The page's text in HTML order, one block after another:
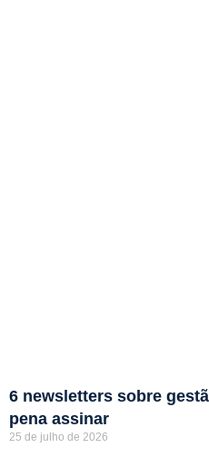
6 newsletters sobre
pena assinar
25 de julho de 2026